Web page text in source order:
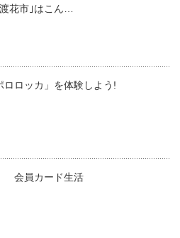
花市｣はこん…
ロロッカ」を体験しよう!
会員カード生活